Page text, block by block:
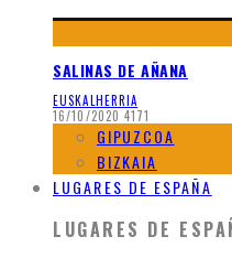
SALINAS DE AÑANA
EUSKALHERRIA
16/10/2020 4171
GIPUZCOA
BIZKAIA
LUGARES DE ESPAÑA
LUGARES DE